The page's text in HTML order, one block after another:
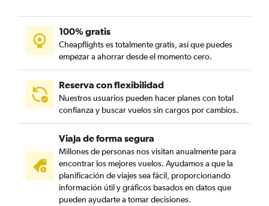
100% gratis
Cheapflights es totalmente gratis, así que puedes
empezar a ahorrar desde el momento cero.
Reserva con flexibilidad
Nuestros usuarios pueden hacer planes con total
confianza y buscar vuelos sin cargos por cambios.
Viaja de forma segura
Millones de personas nos visitan anualmente para
encontrar los mejores vuelos. Ayudamos a que la
planificación de viajes sea fácil, proporcionando
información útil y gráficos basados en datos que
pueden ayudarte a tomar decisiones.